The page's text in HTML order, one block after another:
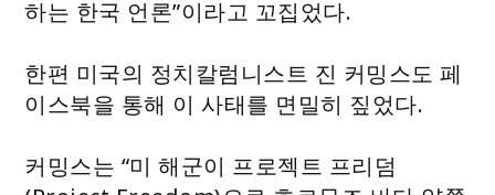
하는 한국 언론”이라고 꼬집었다.
한편 미국의 정치칼럼니스트 진 커밍스도 페
이스북을 통해 이 사태를 면밀히 짚었다.
커밍스는 “미 해군이 프로젝트 프리덤